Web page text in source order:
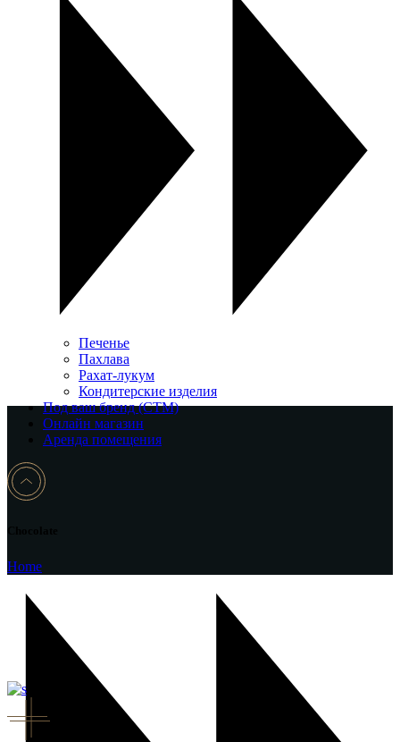
Печенье
Пахлава
Рахат-лукум
Кондитерские изделия
Под ваш бренд (CTM)
Онлайн магазин
Аренда помещения
Home